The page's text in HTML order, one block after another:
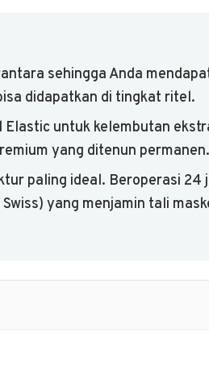
sehingga Anda
didapatkan di tingkat ritel.
untuk kelembutan
yang ditenun permanen.
paling ideal. Beroperasi 24
yang menjamin tali